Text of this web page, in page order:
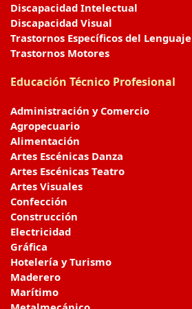
Discapacidad Intelectual
Discapacidad Visual
Trastornos Específicos del Lenguaje
Trastornos Motores
Educación Técnico Profesional
Administración y Comercio
Agropecuario
Alimentación
Artes Escénicas Danza
Artes Escénicas Teatro
Artes Visuales
Confección
Construcción
Electricidad
Gráfica
Hotelería y Turismo
Maderero
Marítimo